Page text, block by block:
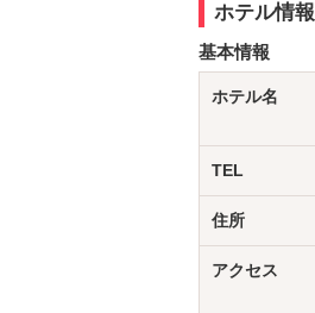
ホテル情報
基本情報
ホテル名
TEL
住所
アクセス